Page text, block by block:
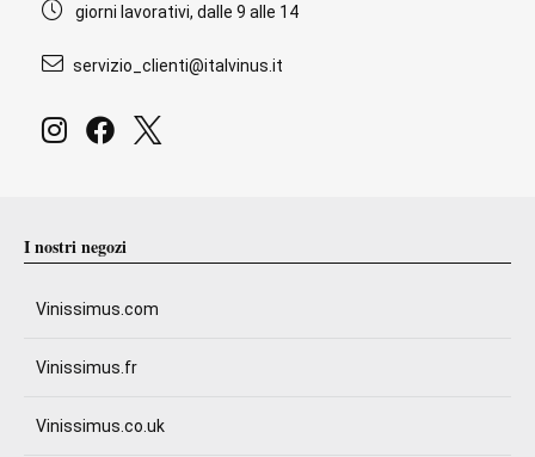
giorni lavorativi, dalle 9 alle 14
servizio_clienti@italvinus.it
I nostri negozi
Vinissimus.com
Vinissimus.fr
Vinissimus.co.uk